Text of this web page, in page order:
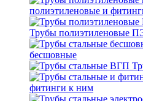
полиэтиленовые и
Трубы полиэтиленовые
бесшовные
фитинги к ним